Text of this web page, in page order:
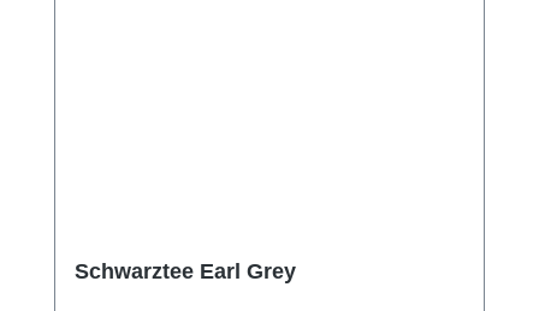
Schwarztee Earl Grey